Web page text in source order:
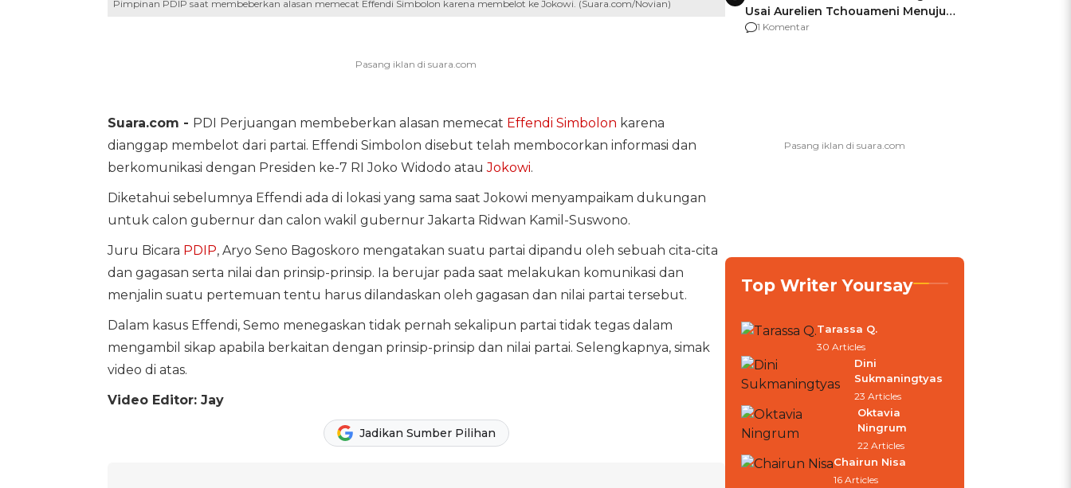
Pimpinan PDIP saat membeberkan alasan memecat Effendi Simbolon karena membelot ke Jokowi. (Suara.com/Novian)
Suara.com - PDI Perjuangan membeberkan alasan memecat Effendi Simbolon karena
dianggap membelot dari partai. Effendi Simbolon disebut telah membocorkan informasi dan
berkomunikasi dengan Presiden ke-7 RI Joko Widodo atauJokowi.
Diketahui sebelumnya Effendi ada di lokasi yang sama saat Jokowi menyampaikam dukungan
untuk calon gubernur dan calon wakil gubernur Jakarta Ridwan Kamil-Suswono.
Juru Bicara PDIP, Aryo Seno Bagoskoro mengatakan suatu partai dipandu oleh sebuah cita-cita
dan gagasan serta nilai dan prinsip-prinsip. Ia berujar pada saat melakukan komunikasi dan
menjalin suatu pertemuan tentu harus dilandaskan oleh gagasan dan nilai partai tersebut.
Dalam kasus Effendi, Semo menegaskan tidak pernah sekalipun partai tidak tegas dalam
mengambil sikap apabila berkaitan dengan prinsip-prinsip dan nilai partai. Selengkapnya, simak
video di atas.
Video Editor: Jay
Jadikan Sumber Pilihan
Usai Aurelien Tchouameni Menuju
Manchester United
1 Komentar
Top Writer Yoursay
Tarassa Q.
30 Articles
Dini
Sukmaningtyas
23 Articles
Oktavia
Ningrum
22 Articles
Chairun Nisa
16 Articles